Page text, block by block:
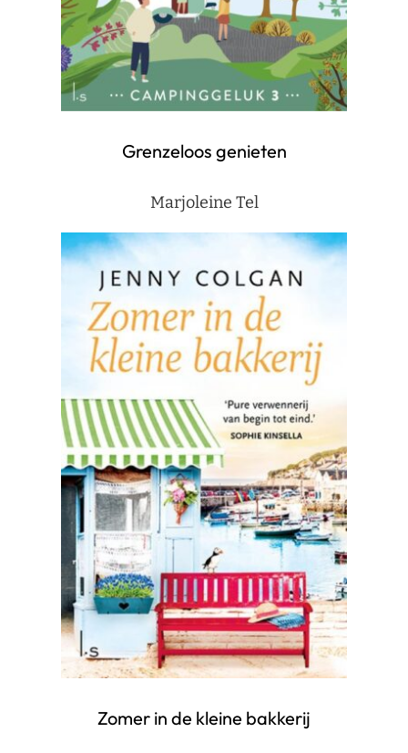
Grenzeloos genieten
Marjoleine Tel
Zomer in de kleine bakkerij